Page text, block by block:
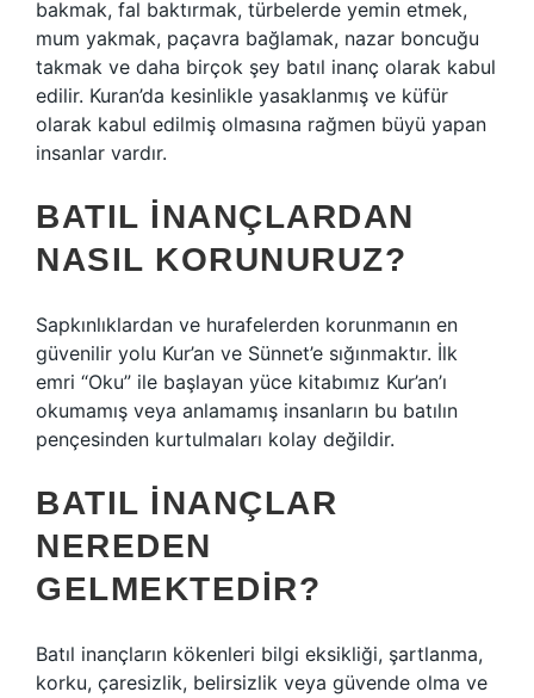
bakmak, fal baktırmak, türbelerde yemin etmek,
mum yakmak, paçavra bağlamak, nazar boncuğu
takmak ve daha birçok şey batıl inanç olarak kabul
edilir. Kuran’da kesinlikle yasaklanmış ve küfür
olarak kabul edilmiş olmasına rağmen büyü yapan
insanlar vardır.
BATIL INANÇLARDAN
NASIL KORUNURUZ?
Sapkınlıklardan ve hurafelerden korunmanın en
güvenilir yolu Kur’an ve Sünnet’e sığınmaktır. İlk
emri “Oku” ile başlayan yüce kitabımız Kur’an’ı
okumamış veya anlamamış insanların bu batılın
pençesinden kurtulmaları kolay değildir.
BATIL INANÇLAR
NEREDEN
GELMEKTEDIR?
Batıl inançların kökenleri bilgi eksikliği, şartlanma,
korku, çaresizlik, belirsizlik veya güvende olma ve